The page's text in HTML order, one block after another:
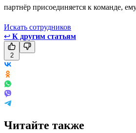
партнёр присоединяется к команде,
Искать сотрудников
↩ К другим статьям
2
Читайте также